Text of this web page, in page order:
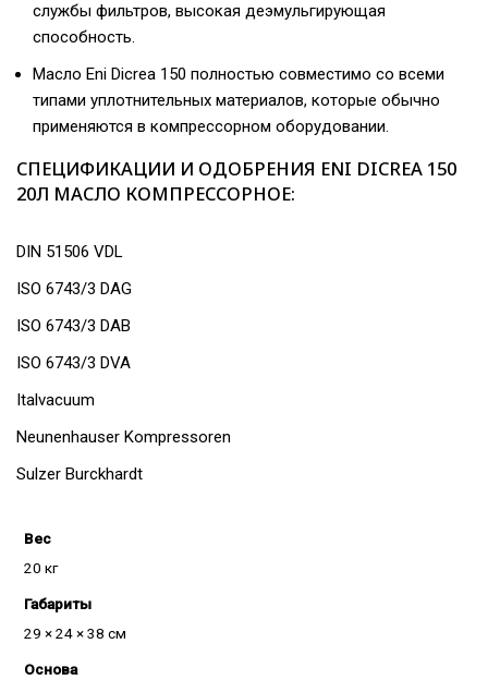
службы фильтров, высокая деэмульгирующая
способность.
Масло Eni Dicrea 150 полностью совместимо со всеми
типами уплотнительных материалов, которые обычно
применяются в компрессорном оборудовании.
СПЕЦИФИКАЦИИ И ОДОБРЕНИЯ ENI DICREA 150
20Л МАСЛО КОМПРЕССОРНОЕ:
DIN 51506 VDL
ISO 6743/3 DAG
ISO 6743/3 DAB
ISO 6743/3 DVA
Italvacuum
Neunenhauser Kompressoren
Sulzer Burckhardt
Вес
20 кг
Габариты
29 × 24 × 38 см
Основа